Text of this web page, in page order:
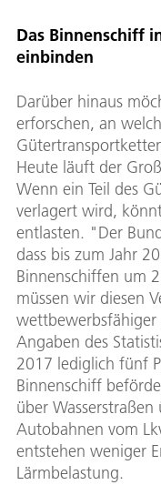
Das Binnenschiff
einbinden
Darüber hinaus
erforschen, an
Heute läuft der
Wenn ein Teil des
verlagert wird,
entlasten. "Der
dass bis zum Jahr
Binnenschiffen um
müssen wir diesen
Angaben des
2017 lediglich fünf
Binnenschiff
über
Autobahnen vom
entstehen weniger
Lärmbelastung.